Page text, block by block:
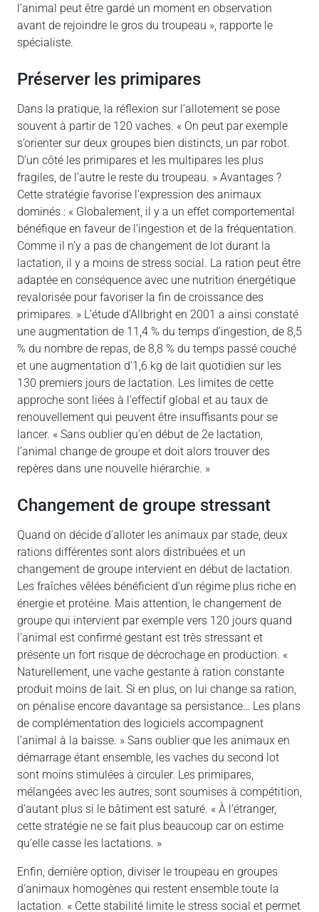
l’animal peut être gardé un moment en observation
avant de rejoindre le gros du troupeau », rapporte le
spécialiste.
Préserver les primipares
Dans la pratique, la réflexion sur l’allotement se pose
souvent à partir de 120 vaches. « On peut par exemple
s’orienter sur deux groupes bien distincts, un par robot.
D’un côté les primipares et les multipares les plus
fragiles, de l’autre le reste du troupeau. » Avantages ?
Cette stratégie favorise l’expression des animaux
dominés : « Globalement, il y a un effet comportemental
bénéfique en faveur de l’ingestion et de la fréquentation.
Comme il n’y a pas de changement de lot durant la
lactation, il y a moins de stress social. La ration peut être
adaptée en conséquence avec une nutrition énergétique
revalorisée pour favoriser la fin de croissance des
primipares. » L’étude d’Allbright en 2001 a ainsi constaté
une augmentation de 11,4 % du temps d’ingestion, de 8,5
% du nombre de repas, de 8,8 % du temps passé couché
et une augmentation d’1,6 kg de lait quotidien sur les
130 premiers jours de lactation. Les limites de cette
approche sont liées à l’effectif global et au taux de
renouvellement qui peuvent être insuffisants pour se
lancer. « Sans oublier qu’en début de 2e lactation,
l’animal change de groupe et doit alors trouver des
repères dans une nouvelle hiérarchie. »
Changement de groupe stressant
Quand on décide d’alloter les animaux par stade, deux
rations différentes sont alors distribuées et un
changement de groupe intervient en début de lactation.
Les fraîches vêlées bénéficient d’un régime plus riche en
énergie et protéine. Mais attention, le changement de
groupe qui intervient par exemple vers 120 jours quand
l’animal est confirmé gestant est très stressant et
présente un fort risque de décrochage en production. «
Naturellement, une vache gestante à ration constante
produit moins de lait. Si en plus, on lui change sa ration,
on pénalise encore davantage sa persistance… Les plans
de complémentation des logiciels accompagnent
l’animal à la baisse. » Sans oublier que les animaux en
démarrage étant ensemble, les vaches du second lot
sont moins stimulées à circuler. Les primipares,
mélangées avec les autres, sont soumises à compétition,
d’autant plus si le bâtiment est saturé. « À l’étranger,
cette stratégie ne se fait plus beaucoup car on estime
qu’elle casse les lactations. »
Enfin, dernière option, diviser le troupeau en groupes
d’animaux homogènes qui restent ensemble toute la
lactation. « Cette stabilité limite le stress social et permet